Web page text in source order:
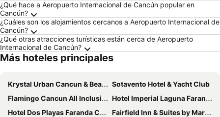
¿Qué hace a Aeropuerto Internacional de Cancún popular en
Cancún?
¿Cuáles son los alojamientos cercanos a Aeropuerto Internacional de
Cancún?
¿Qué otras atracciones turísticas están cerca de Aeropuerto
Internacional de Cancún?
Más hoteles principales
Krystal Urban Cancun & Beach Club
Sotavento Hotel & Yacht Club
Flamingo Cancun All Inclusive
Hotel Imperial Laguna Faranda Cancún
Hotel Dos Playas Faranda Cancún
Fairfield Inn & Suites by Marriott Cancun Airport